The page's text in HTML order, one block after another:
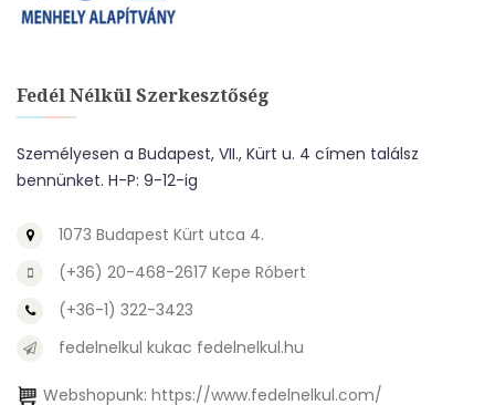
Fedél Nélkül Szerkesztőség
Személyesen a Budapest, VII., Kürt u. 4 címen találsz
bennünket. H-P: 9-12-ig
1073 Budapest Kürt utca 4.
(+36) 20-468-2617 Kepe Róbert
(+36-1) 322-3423
fedelnelkul kukac fedelnelkul.hu
Webshopunk: https://www.fedelnelkul.com/